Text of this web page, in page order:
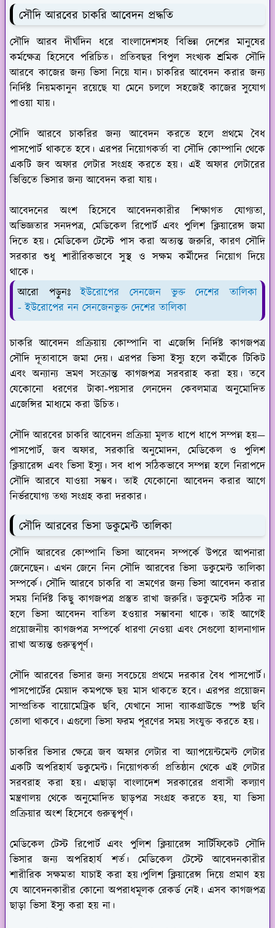
সৌদি আরবের চাকরি আবেদন প্রদ্ধতি
সৌদি আরব দীর্ঘদিন ধরে বাংলাদেশসহ বিভিন্ন দেশের মানুষের
কর্মক্ষেত্র হিসেবে পরিচিত। প্রতিবছর বিপুল সংখ্যক শ্রমিক সৌদি
আরবে কাজের জন্য ভিসা নিয়ে যান। চাকরির আবেদন করার জন্য
নির্দিষ্ট নিয়মকানুন রয়েছে যা মেনে চললে সহজেই কাজের সুযোগ
পাওয়া যায়।
সৌদি আরবে চাকরির জন্য আবেদন করতে হলে প্রথমে বৈধ
পাসপোর্ট থাকতে হবে। এরপর নিয়োগকর্তা বা সৌদি কোম্পানি থেকে
একটি জব অফার লেটার সংগ্রহ করতে হয়। এই অফার লেটারের
ভিত্তিতে ভিসার জন্য আবেদন করা যায়।
আবেদনের অংশ হিসেবে আবেদনকারীর শিক্ষাগত যোগ্যতা,
অভিজ্ঞতার সনদপত্র, মেডিকেল রিপোর্ট এবং পুলিশ ক্লিয়ারেন্স জমা
দিতে হয়। মেডিকেল টেস্টে পাস করা অত্যন্ত জরুরি, কারণ সৌদি
সরকার শুধু শারীরিকভাবে সুস্থ ও সক্ষম কর্মীদের নিয়োগ দিয়ে
থাকে।
আরো পড়ুনঃইউরোপের সেনজেন ভুক্ত দেশের তালিকা
- ইউরোপের নন সেনজেনভুক্ত দেশের তালিকা
চাকরি আবেদন প্রক্রিয়ায় কোম্পানি বা এজেন্সি নির্দিষ্ট কাগজপত্র
সৌদি দূতাবাসে জমা দেয়। এরপর ভিসা ইস্যু হলে কর্মীকে টিকিট
এবং অন্যান্য ভ্রমণ সংক্রান্ত কাগজপত্র সরবরাহ করা হয়। তবে
যেকোনো ধরণের টাকা-পয়সার লেনদেন কেবলমাত্র অনুমোদিত
এজেন্সির মাধ্যমে করা উচিত।
সৌদি আরবের চাকরি আবেদন প্রক্রিয়া মূলত ধাপে ধাপে সম্পন্ন হয়—
পাসপোর্ট, জব অফার, সরকারি অনুমোদন, মেডিকেল ও পুলিশ
ক্লিয়ারেন্স এবং ভিসা ইস্যু। সব ধাপ সঠিকভাবে সম্পন্ন হলে নিরাপদে
সৌদি আরবে যাওয়া সম্ভব। তাই যেকোনো আবেদন করার আগে
নির্ভরযোগ্য তথ্য সংগ্রহ করা দরকার।
সৌদি আরবের ভিসা ডকুমেন্ট তালিকা
সৌদি আরবের কোম্পানি ভিসা আবেদন সম্পর্কে উপরে আপনারা
জেনেছেন। এখন জেনে নিন সৌদি আরবের ভিসা ডকুমেন্ট তালিকা
সম্পর্কে। সৌদি আরবে চাকরি বা ভ্রমণের জন্য ভিসা আবেদন করার
সময় নির্দিষ্ট কিছু কাগজপত্র প্রস্তুত রাখা জরুরি। ডকুমেন্ট সঠিক না
হলে ভিসা আবেদন বাতিল হওয়ার সম্ভাবনা থাকে। তাই আগেই
প্রয়োজনীয় কাগজপত্র সম্পর্কে ধারণা নেওয়া এবং সেগুলো হালনাগাদ
রাখা অত্যন্ত গুরুত্বপূর্ণ।
সৌদি আরবের ভিসার জন্য সবচেয়ে প্রথমে দরকার বৈধ পাসপোর্ট।
পাসপোর্টের মেয়াদ কমপক্ষে ছয় মাস থাকতে হবে। এরপর প্রয়োজন
সাম্প্রতিক বায়োমেট্রিক ছবি, যেখানে সাদা ব্যাকগ্রাউন্ডে স্পষ্ট ছবি
তোলা থাকবে। এগুলো ভিসা ফরম পূরণের সময় সংযুক্ত করতে হয়।
চাকরির ভিসার ক্ষেত্রে জব অফার লেটার বা অ্যাপয়েন্টমেন্ট লেটার
একটি অপরিহার্য ডকুমেন্ট। নিয়োগকর্তা প্রতিষ্ঠান থেকে এই লেটার
সরবরাহ করা হয়। এছাড়া বাংলাদেশ সরকারের প্রবাসী কল্যাণ
মন্ত্রণালয় থেকে অনুমোদিত ছাড়পত্র সংগ্রহ করতে হয়, যা ভিসা
প্রক্রিয়ার অংশ হিসেবে গুরুত্বপূর্ণ।
মেডিকেল টেস্ট রিপোর্ট এবং পুলিশ ক্লিয়ারেন্স সার্টিফিকেট সৌদি
ভিসার জন্য অপরিহার্য শর্ত। মেডিকেল টেস্টে আবেদনকারীর
শারীরিক সক্ষমতা যাচাই করা হয়।পুলিশ ক্লিয়ারেন্স দিয়ে প্রমাণ হয়
যে আবেদনকারীর কোনো অপরাধমূলক রেকর্ড নেই। এসব কাগজপত্র
ছাড়া ভিসা ইস্যু করা হয় না।